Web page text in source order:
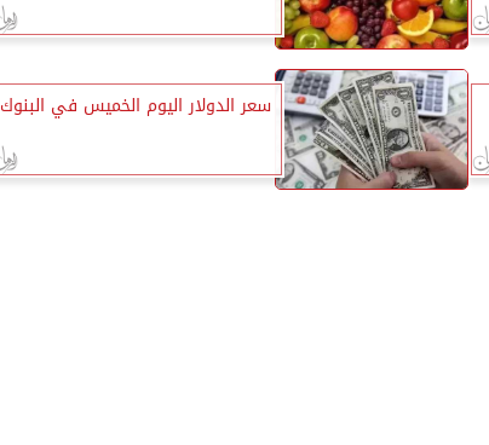
سعر الدولار اليوم الخميس في البنوك